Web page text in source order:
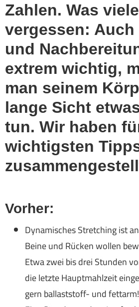
Zahlen. Was
vergessen: Auch
und
extrem wichtig,
man seinem
lange Sicht
tun. Wir haben
wichtigsten
Vorher:
Dynamisches Stretching ist
Beine und Rücken wollen
Etwa zwei bis drei Stunden
die letzte Hauptmahlzeit
gern ballaststoff- und fettarm!